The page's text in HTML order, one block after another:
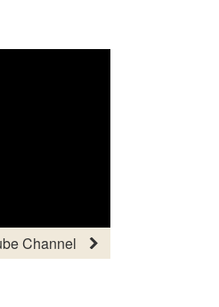
Channel